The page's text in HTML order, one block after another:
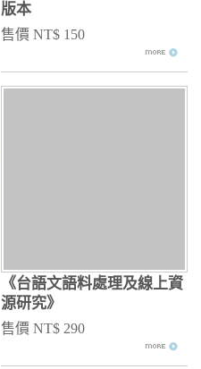
版本
售價 NT$ 150
《台語文語料處理及線上資
源研究》
售價 NT$ 290